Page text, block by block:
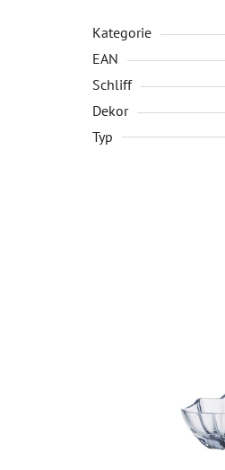
Kategorie
EAN
Schliff
Dekor
Typ